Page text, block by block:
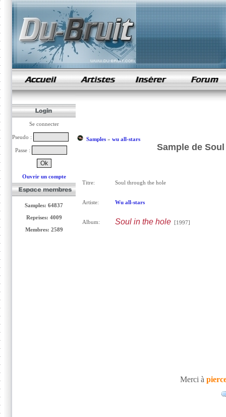
samples de rap
Se connecter
Pseudo :
Passe :
Ouvrir un compte
Samples: 64837
Reprises: 4009
Membres: 2589
Samples» wu all-stars
Sample de
Titre: Soul through the hole
Artiste: Wu all-stars
Album: Soul in the hole[1997]
Merci à